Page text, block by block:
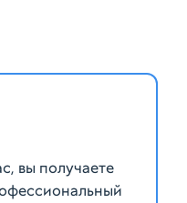
вы получаете